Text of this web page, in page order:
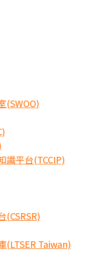
(SWOO)
識平台(TCCIP)
(CSRSR)
(LTSER Taiwan)